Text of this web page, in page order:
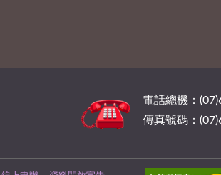
電話總機：
傳真號碼：